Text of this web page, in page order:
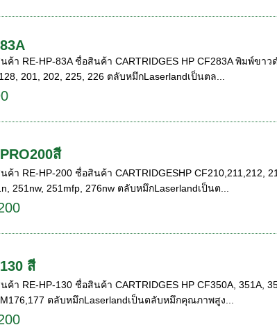
ค้า RE-HP-83A ชื่อสินค้า CARTRIDGES HP CF283A พิมพ์ขา
201, 202, 225, 226 ตลับหมึกLaserlandเป็นตล...
สี
ค้า RE-HP-200 ชื่อสินค้า CARTRIDGESHP CF210,211,212,
251nw, 251mfp, 276nw ตลับหมึกLaserlandเป็นต...
สี
ค้า RE-HP-130 ชื่อสินค้า CARTRIDGES HP CF350A, 351A,
M176,177 ตลับหมึกLaserlandเป็นตลับหมึกคุณภาพสูง...